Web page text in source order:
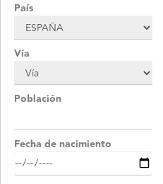
País
Vía
Población
Fecha de nacimiento